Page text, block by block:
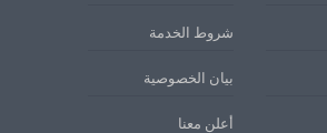
شروط الخدمة
بيان الخصوصية
أعلن معنا